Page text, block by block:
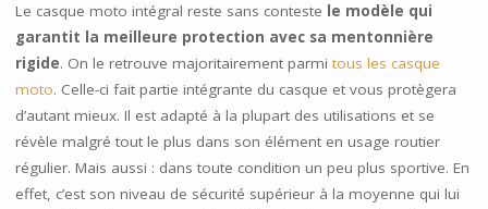
Le casque moto intégral reste sans conteste le modèle qui
garantit la meilleure protection avec sa mentonnière
rigide. On le retrouve majoritairement parmi tous les casque
moto. Celle-ci fait partie intégrante du casque et vous protègera
d’autant mieux. Il est adapté à la plupart des utilisations et se
révèle malgré tout le plus dans son élément en usage routier
régulier. Mais aussi : dans toute condition un peu plus sportive. En
effet, c’est son niveau de sécurité supérieur à la moyenne qui lui